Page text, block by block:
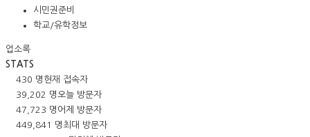
시민권준비
학교/유학정보
업소록
STATS
430 명 현재 접속자
39,202 명오늘 방문자
47,723 명 어제 방문자
449,841 명 최대 방문자